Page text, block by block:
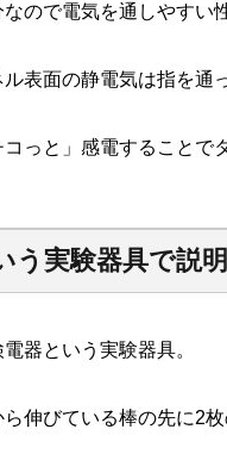
ので電気を通しやすい
表面の静電気は指を通
っと」感電することで
う実験器具で説明
器という実験器具。
伸びている棒の先に2枚